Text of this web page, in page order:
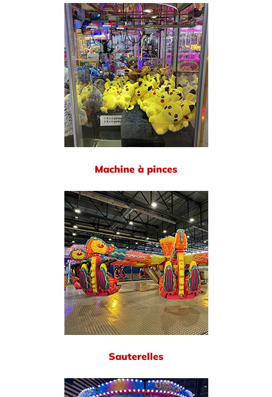
Machine à pinces
Sauterelles